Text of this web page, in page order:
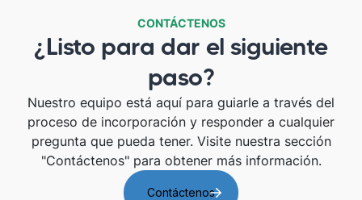
CONTÁCTENOS
¿Listo para dar el siguiente
paso?
Nuestro equipo está aquí para guiarle a través del
proceso de incorporación y responder a cualquier
pregunta que pueda tener. Visite nuestra sección
"Contáctenos" para obtener más información.
Contáctenos